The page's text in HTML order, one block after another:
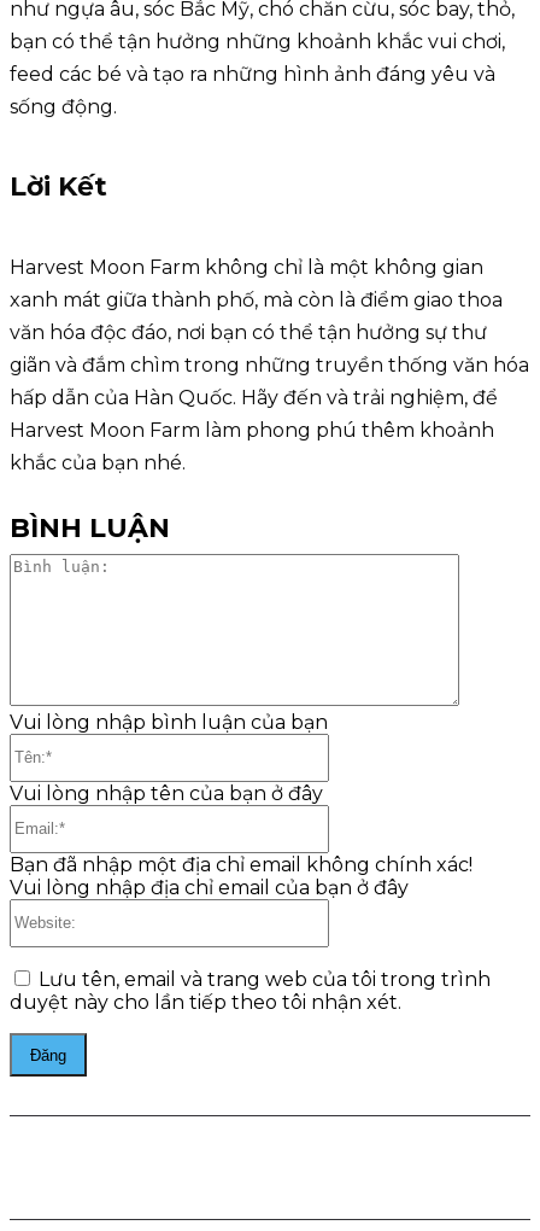
như ngựa âu, sóc Bắc Mỹ, chó chăn cừu, sóc bay, thỏ,
bạn có thể tận hưởng những khoảnh khắc vui chơi,
feed các bé và tạo ra những hình ảnh đáng yêu và
sống động.
Lời Kết
Harvest Moon Farm không chỉ là một không gian
xanh mát giữa thành phố, mà còn là điểm giao thoa
văn hóa độc đáo, nơi bạn có thể tận hưởng sự thư
giãn và đắm chìm trong những truyền thống văn hóa
hấp dẫn của Hàn Quốc. Hãy đến và trải nghiệm, để
Harvest Moon Farm làm phong phú thêm khoảnh
khắc của bạn nhé.
BÌNH LUẬN
Vui lòng nhập bình luận của bạn
Vui lòng nhập tên của bạn ở đây
Bạn đã nhập một địa chỉ email không chính xác!
Vui lòng nhập địa chỉ email của bạn ở đây
Lưu tên, email và trang web của tôi trong trình
duyệt này cho lần tiếp theo tôi nhận xét.